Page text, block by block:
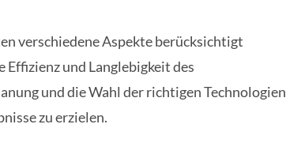
verschiedene Aspekte berücksichtigt
Effizienz und Langlebigkeit des
und die Wahl der richtigen Technologien
zu erzielen.